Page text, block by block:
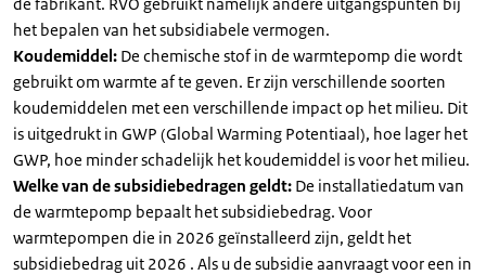
het bepalen van het subsidiabele vermogen.
Koudemiddel: De chemische stof in de warmtepomp die wordt
gebruikt om warmte af te geven. Er zijn verschillende soorten
koudemiddelen met een verschillende impact op het milieu. Dit
is uitgedrukt in GWP (Global Warming Potentiaal), hoe lager het
GWP, hoe minder schadelijk het koudemiddel is voor het milieu.
Welke van de subsidiebedragen geldt: De installatiedatum van
de warmtepomp bepaalt het subsidiebedrag. Voor
warmtepompen die in 2026 geïnstalleerd zijn, geldt het
subsidiebedrag uit 2026 . Als u de subsidie aanvraagt voor een in